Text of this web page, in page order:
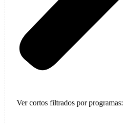
Ver cortos filtrados por programas: